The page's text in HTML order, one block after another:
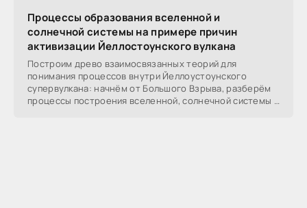
Процессы образования вселенной и
солнечной системы на примере причин
активизации Йеллостоунского вулкана
Построим древо взаимосвязанных теорий для
понимания процессов внутри Йеллоустоунского
супервулкана: начнём от Большого Взрыва, разберём
процессы построения вселенной, солнечной системы в